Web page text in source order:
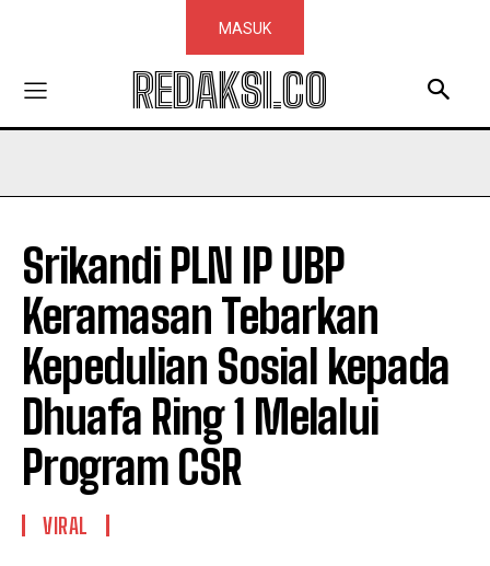
MASUK
REDAKSI.CO
Srikandi PLN IP UBP
Keramasan Tebarkan
Kepedulian Sosial kepada
Dhuafa Ring 1 Melalui
Program CSR
VIRAL